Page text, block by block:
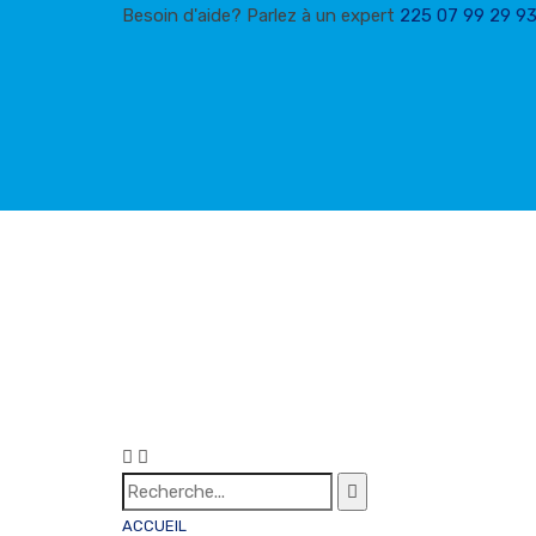
Besoin d'aide? Parlez à un expert 225 07 99 29
ACCUEIL